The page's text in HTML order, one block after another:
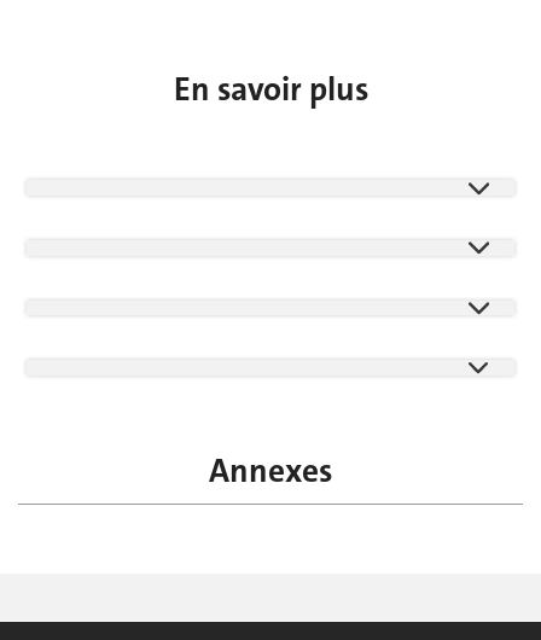
En savoir plus
Annexes